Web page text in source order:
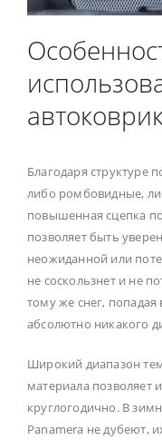
Благодаря структуре
либо ромбовидные,
повышенная сцепка
позволяет быть
неожиданной или
не соскользнет и не
тому же снег, попадая
абсолютно никакого
Широкий диапазон
материала позволяет
круглогодично. В
Panamera не дубеют,